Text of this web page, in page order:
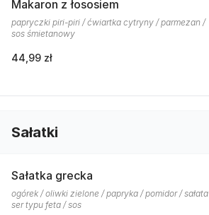
Makaron z łososiem
papryczki piri-piri / ćwiartka cytryny / parmezan /
sos śmietanowy
44,99 zł
Sałatki
Sałatka grecka
ogórek / oliwki zielone / papryka / pomidor /
ser typu feta / sos